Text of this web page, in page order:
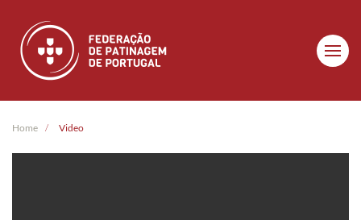
Skip to main content
Home Video